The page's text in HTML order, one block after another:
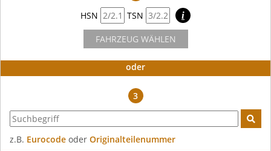
HSN
TSN i
FAHRZEUG WÄHLEN
oder
3
z.B. Eurocode oder Originalteilenummer